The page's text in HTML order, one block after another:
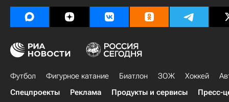
Футбол Фигурное катание Биатлон ЗОЖ Хоккей
Спецпроекты
Реклама Продукты и сервисы Пресс-